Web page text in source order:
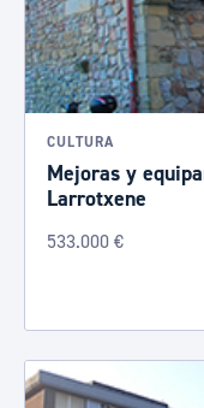
CULTURA
Mejoras y
Larrotxene
533.000 €